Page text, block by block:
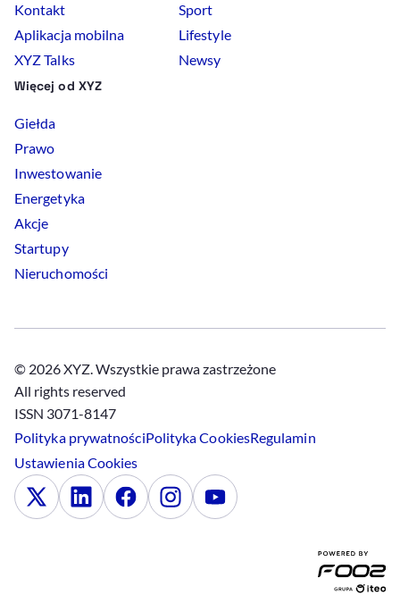
Kontakt
Aplikacja mobilna
XYZ Talks
Sport
Lifestyle
Newsy
Więcej od XYZ
Giełda
Prawo
Inwestowanie
Energetyka
Akcje
Startupy
Nieruchomości
© 2026 XYZ. Wszystkie prawa zastrzeżone
All rights reserved
ISSN 3071-8147
Polityka prywatnościPolitykaCookiesRegulamin
UstawieniaCookies
x LinkedinFacebookInstagramYoutube